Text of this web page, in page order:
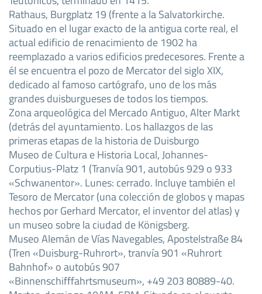
Rathaus, Burgplatz 19 (frente a la Salvatorkirche.
Situado en el lugar exacto de la antigua corte real, el
actual edificio de renacimiento de 1902 ha
reemplazado a varios edificios predecesores. Frente a
él se encuentra el pozo de Mercator del siglo XIX,
dedicado al famoso cartógrafo, uno de los más
grandes duisburgueses de todos los tiempos.
Zona arqueológica del Mercado Antiguo, Alter Markt
(detrás del ayuntamiento. Los hallazgos de las
primeras etapas de la historia de Duisburgo
Museo de Cultura e Historia Local, Johannes-
Corputius-Platz 1 (Tranvía 901, autobús 929 o 933
«Schwanentor». Lunes: cerrado. Incluye también el
Tesoro de Mercator (una colección de globos y mapas
hechos por Gerhard Mercator, el inventor del atlas) y
un museo sobre la ciudad de Königsberg.
Museo Alemán de Vías Navegables, Apostelstraße 84
(Tren «Duisburg-Ruhrort», tranvía 901 «Ruhrort
Bahnhof» o autobús 907
«Binnenschifffahrtsmuseum», +49 203 80889-40.